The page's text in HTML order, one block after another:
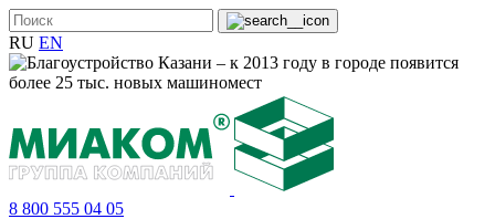
RU EN
8 800 555 04 05